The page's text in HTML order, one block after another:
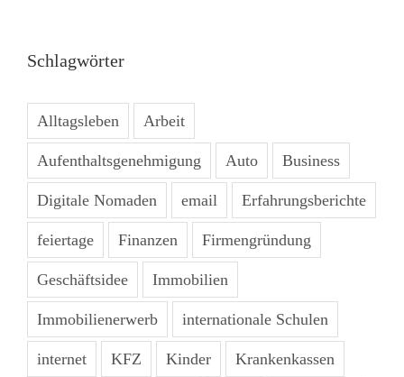
Schlagwörter
Alltagsleben Arbeit
Aufenthaltsgenehmigung Auto Business
Digitale Nomaden email Erfahrungsberichte
feiertage Finanzen Firmengründung
Geschäftsidee Immobilien
Immobilienerwerb internationale Schulen
internet KFZ Kinder Krankenkassen